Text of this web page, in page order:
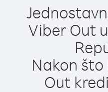
Viber Out
Nakon
Out